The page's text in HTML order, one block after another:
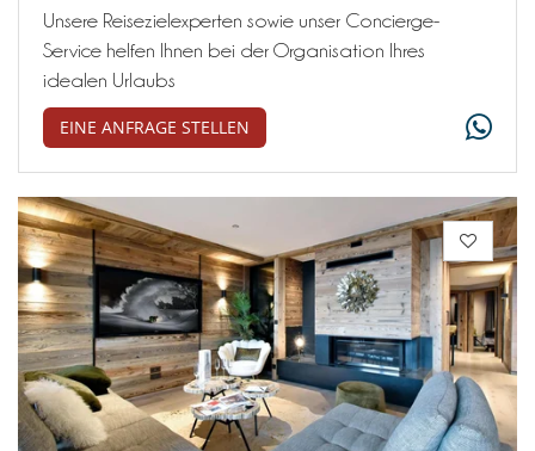
Unsere Reisezielexperten sowie unser Concierge-
Service helfen Ihnen bei der Organisation Ihres
idealen Urlaubs
EINE ANFRAGE STELLEN